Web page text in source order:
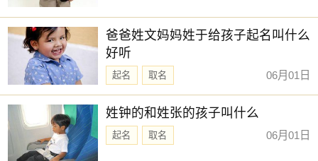
爸爸姓文妈妈姓于给孩子起名叫什么
好听
起名 取名 06月01日
姓钟的和姓张的孩子叫什么
起名 取名 06月01日